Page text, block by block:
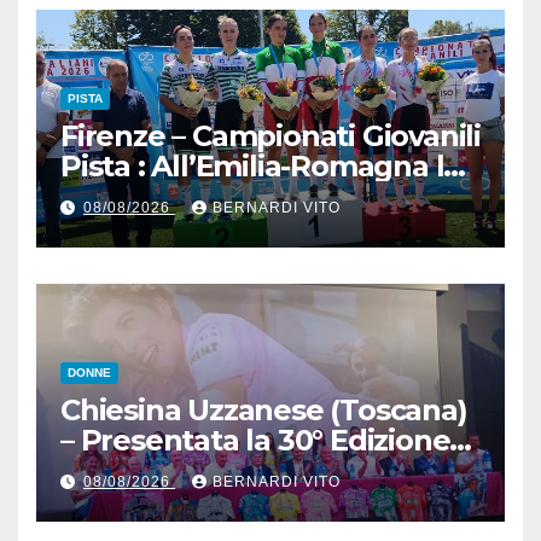
PISTA
Firenze – Campionati Giovanili
Pista : All’Emilia-Romagna la
Maglia Tricolore Madison
“Donne Allieve”
08/08/2026 BERNARDI VITO
DONNE
Chiesina Uzzanese (Toscana)
– Presentata la 30° Edizione
del Giro della Toscana
Femminile : Si disputerà dal
27 al 30 Agosto 2026
08/08/2026 BERNARDI VITO